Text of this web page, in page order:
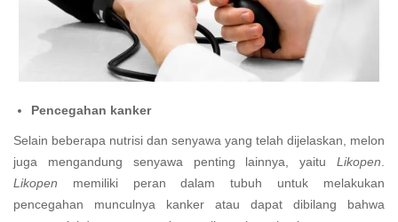
Pencegahan kanker
Selain beberapa nutrisi dan senyawa yang telah dijelaskan, melon
juga mengandung senyawa penting lainnya, yaitu Likopen
Likopen memiliki peran dalam tubuh untuk melakukan
pencegahan munculnya kanker atau dapat dibilang bahwa